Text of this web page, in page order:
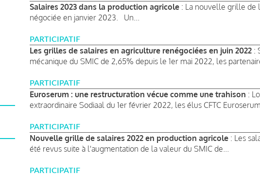
Salaires 2023 dans la production agricole : La nouvelle grille de
négociée en janvier 2023. Un...
PARTICIPATIF
Les grilles de salaires en agriculture renégociées en juin 2022 :
mécanique du SMIC de 2,65% depuis le 1er mai 2022, les
PARTICIPATIF
Euroserum : une restructuration vécue comme une trahison :
extraordinaire Sodiaal du 1er février 2022, les élus CFTC
PARTICIPATIF
Nouvelle grille de salaires 2022 en production agricole : Les
été revus suite à l'augmentation de la valeur du SMIC de...
PARTICIPATIF